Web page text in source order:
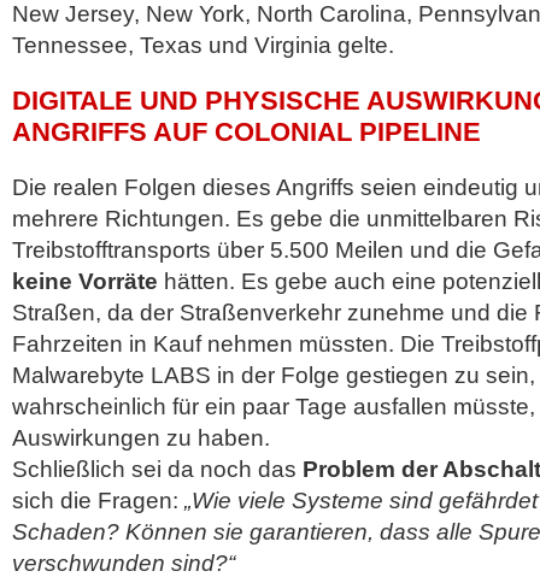
New Jersey, New York, North Carolina,
Tennessee, Texas und Virginia gelte.
DIGITALE UND PHYSISCHE
ANGRIFFS AUF COLONIAL PIPELINE
Die realen Folgen dieses Angriffs seien eindeutig
mehrere Richtungen. Es gebe die unmittelbaren
Treibstofftransports über 5.500 Meilen und die
keine Vorräte hätten. Es gebe auch eine
Straßen, da der Straßenverkehr zunehme und die
Fahrzeiten in Kauf nehmen müssten. Die
Malwarebyte LABS in der Folge gestiegen zu
wahrscheinlich für ein paar Tage ausfallen
Auswirkungen zu haben.
Schließlich sei da noch das Problem der
sich die Fragen: „Wie viele Systeme sind
Schaden? Können sie garantieren, dass alle
verschwunden sind?“